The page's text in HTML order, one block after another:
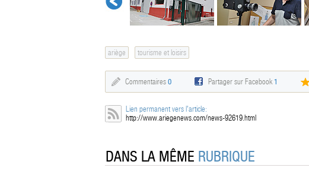
ariège tourisme et loisirs
Commentaires 0 Partager sur Facebook1
Lien permanent vers l'article:
http://www.ariegenews.com/news-92619.html
DANS LA MÊME RUBRIQUE